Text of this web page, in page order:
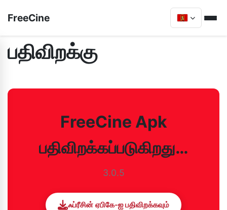
FreeCine
பதிவிறக்கு
FreeCine Apk
பதிவிறக்கப்படுகிறது…
3.0.5
ஃப்ரீசின் ஏபிகே-ஐ பதிவிறக்கவும்